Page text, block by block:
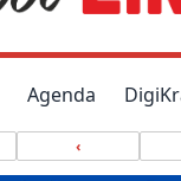
Agenda
‹